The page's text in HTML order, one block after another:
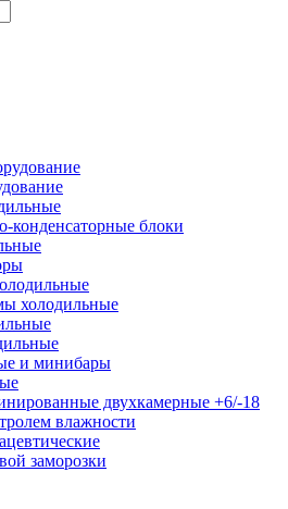
конденсаторные блоки
холодильные
и минибары
двухкамерные +6/-18
влажности
заморозки